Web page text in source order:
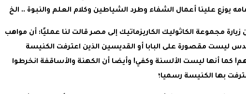
يوزع علينا أعمال الشفاء وطرد الشياطين وكلام العلم والنبوة .. الخ
زيارة مجموعة الكاثوليك الكاريزماتيك إلى مصر قالت لنا عمليًا: أن مواهب
ليست مقصورة على البابا أو القديسين الذين اعترفت الكنيسة
كما أنها ليست الألسنة وكفي! وأيضا أن الكهنة والأساقفة انخرطوا
بها الكنيسة رسميا؛